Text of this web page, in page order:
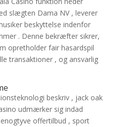
slægten Dama NV , leverer
beskyttelse indenfor
. Denne bekræfter sikrer,
opretholder fair hasardspil
transaktioner , og ansvarlig
beskriv , jack oak
udmærker sig indad
offertilbud , sport